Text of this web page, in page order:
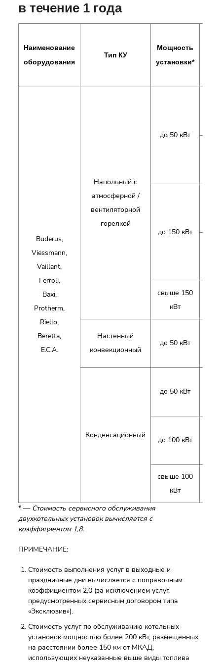
в течение 1 года
Наименование
оборудования
Тип КУ
Мощность
установки*
Buderus,
Viessmann,
Vaillant,
Ferroli,
Baxi,
Protherm,
Riello,
Beretta,
E.C.A.
Напольный с
атмосферной /
вентиляторной
горелкой
до 50 кВт
до 150 кВт
свыше 150
кВт
Настенный
конвекционный
до 50 кВт
Конденсационный
до 50 кВт
до 100 кВт
свыше 100
кВт
* — Стоимость сервисного обслуживания
двухкотельных установок вычисляется с
коэффициентом 1,8.
ПРИМЕЧАНИЕ:
Стоимость выполнения услуг в выходные и
праздничные дни вычисляется с поправочным
коэффициентом 2,0 (за исключением услуг,
предусмотренных сервисным договором типа
«Эксклюзив»).
Стоимость услуг по обслуживанию котельных
установок мощностью более 200 кВт, размещенных
на расстоянии более 150 км от МКАД,
использующих неуказанные выше виды топлива